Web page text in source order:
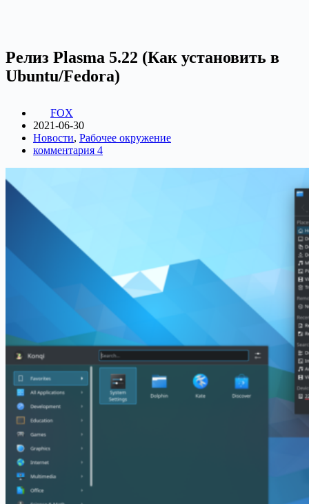
Релиз Plasma 5.22 (Как установить в
Ubuntu/Fedora)
FOX
2021-06-30
Новости, Рабочее окружение
комментария 4